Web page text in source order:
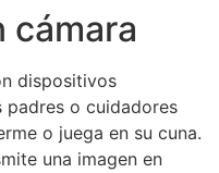
cámara
dispositivos
o cuidadores
o juega en su cuna.
una imagen en